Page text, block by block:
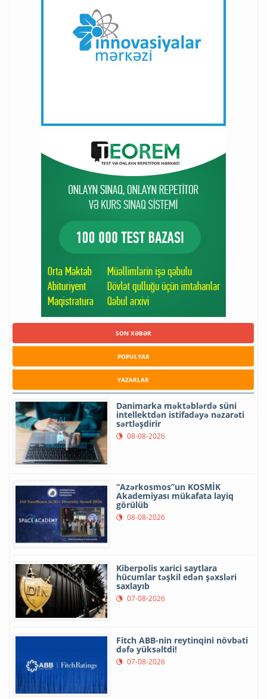
SON XƏBƏR
POPULYAR
YAZARLAR
Danimarka məktəblərdə süni
intellektdən istifadəyə nəzarəti
sərtləşdirir
08-08-2026
“Azərkosmos”un KOSMİK
Akademiyası mükafata layiq
görülüb
08-08-2026
Kiberpolis xarici saytlara
hücumlar təşkil edən şəxsləri
saxlayıb
07-08-2026
Fitch ABB-nin reytinqini növbəti
dəfə yüksəltdi!
07-08-2026